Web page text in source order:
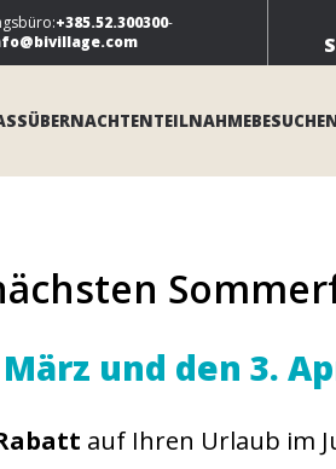
+385.52.300300-
ÜBERNACHTENTEILNAHME
und den 3.
auf Ihren Urlaub im